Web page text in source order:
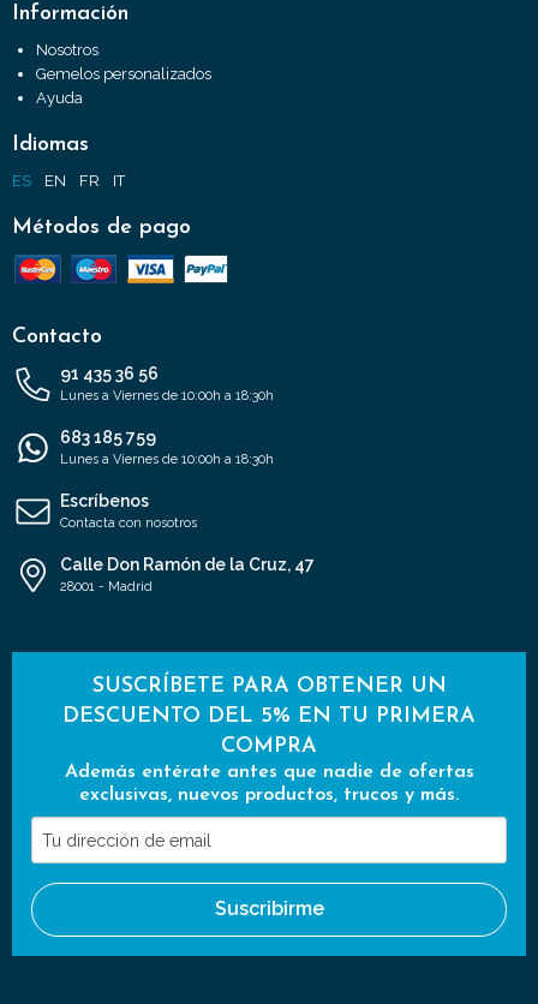
Información
Nosotros
Gemelos personalizados
Ayuda
Idiomas
ES EN FR IT
Métodos de pago
Contacto
91 435 36 56
Lunes a Viernes de 10:00h a 18:30h
683 185 759
Lunes a Viernes de 10:00h a 18:30h
Escríbenos
Contacta con nosotros
Calle Don Ramón de la Cruz, 47
28001 - Madrid
SUSCRÍBETE PARA OBTENER UN
DESCUENTO DEL 5% EN TU PRIMERA
COMPRA
Además entérate antes que nadie de ofertas
exclusivas, nuevos productos, trucos y más.
Tu
dirección
de
email
Suscribirme